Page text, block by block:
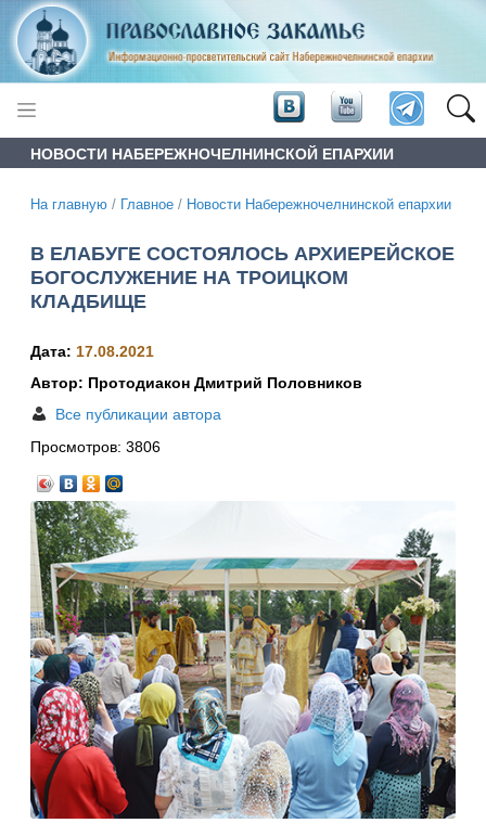
НОВОСТИ НАБЕРЕЖНОЧЕЛНИНСКОЙ ЕПАРХИИ
На главную / Главное / Новости Набережночелнинской епархии
В ЕЛАБУГЕ СОСТОЯЛОСЬ АРХИЕРЕЙСКОЕ
БОГОСЛУЖЕНИЕ НА ТРОИЦКОМ
КЛАДБИЩЕ
Дата: 17.08.2021
Автор: Протодиакон Дмитрий Половников
Все публикации автора
Просмотров: 3806